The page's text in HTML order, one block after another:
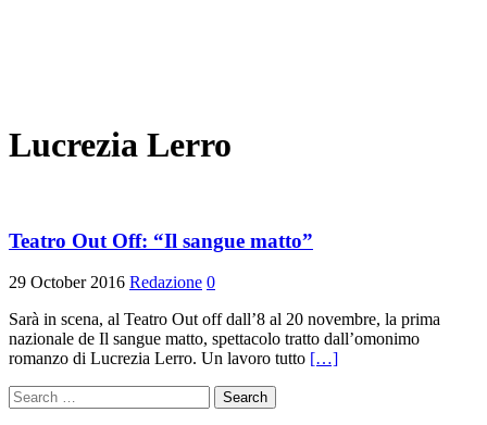
Lucrezia Lerro
Teatro Out Off: “Il sangue matto”
29 October 2016 Redazione 0
Sarà in scena, al Teatro Out off dall’8 al 20 novembre, la prima
nazionale de Il sangue matto, spettacolo tratto dall’omonimo
romanzo di Lucrezia Lerro. Un lavoro tutto […]
Search
for: